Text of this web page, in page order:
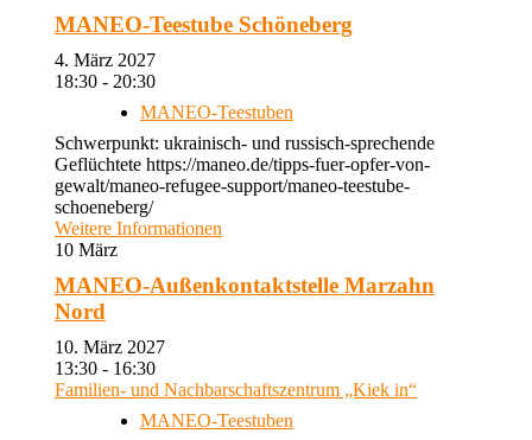
MANEO-Teestube Schöneberg
4. März 2027
18:30 - 20:30
MANEO-Teestuben
Schwerpunkt: ukrainisch- und russisch-sprechende
Geflüchtete https://maneo.de/tipps-fuer-opfer-von-
gewalt/maneo-refugee-support/maneo-teestube-
schoeneberg/
Weitere Informationen
10 März
MANEO-Außenkontaktstelle Marzahn
Nord
10. März 2027
13:30 - 16:30
Familien- und Nachbarschaftszentrum „Kiek in“
MANEO-Teestuben